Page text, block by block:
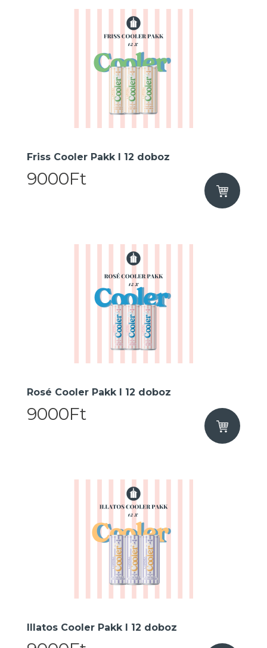
Friss Cooler Pakk I 12 doboz
9000Ft
Rosé Cooler Pakk I 12 doboz
9000Ft
Illatos Cooler Pakk I 12 doboz